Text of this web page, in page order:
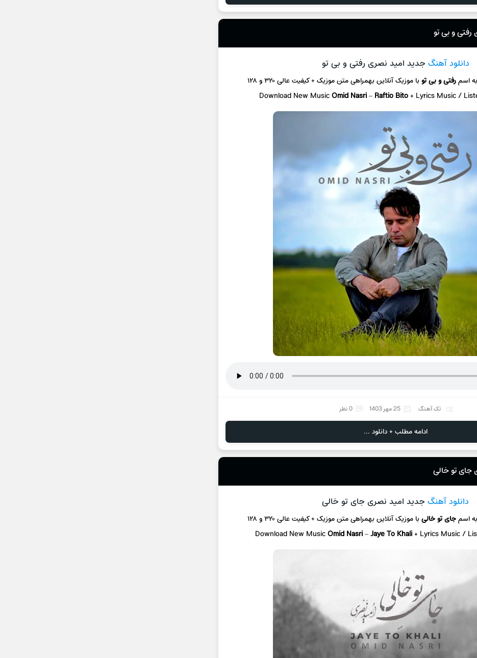
رفتی و بی تو
دانلود آهنگ جدید امید نصری رفتی و بی تو
به اسمرفتی و بی توبا موزیک آنلاینبهمراهی متن موزیک + کیفیت عالی ۳۲۰ و ۱۲۸
Download New MusicOmid Nasri–Raftio Bito+ Lyrics Music /
تک آهنگ 25 مهر 1403 0 نظر
ادامه مطلب + دانلود ...
جای تو خالی
دانلود آهنگجدید امید نصری جای تو خالی
به اسمجای تو خالیبا موزیک آنلاینبهمراهی متن موزیک + کیفیت عالی ۳۲۰ و ۱۲۸
Download New MusicOmid Nasri–Jaye To Khali+ Lyrics Music /